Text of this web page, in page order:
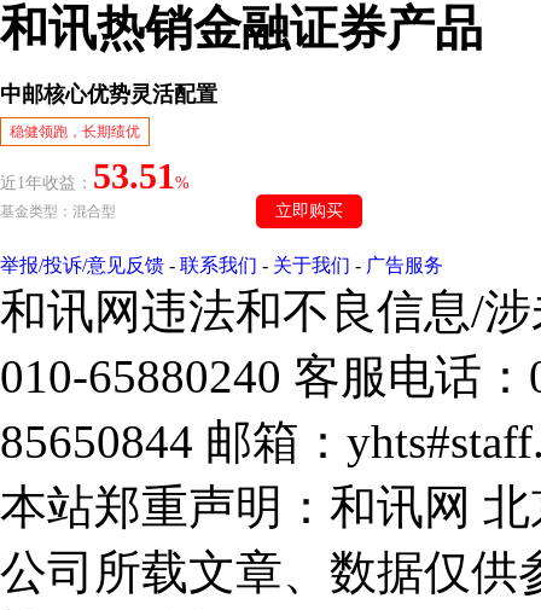
和讯热销金融证券产品
举报/投诉/意见反馈 - 联系我们 - 关于我们 - 广告服务
和讯网违法和不良信息/
010-65880240 客服电话
85650844 邮箱：
本站郑重声明：和讯网
公司所载文章、数据仅供